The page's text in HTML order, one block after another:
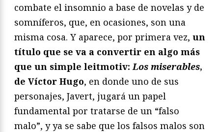
combate el insomnio a base de novelas y de
somníferos, que, en ocasiones, son una
misma cosa. Y aparece, por primera vez, un
título que se va a convertir en algo más
que un simple leitmotiv: Los miserables,
de Víctor Hugo, en donde uno de sus
personajes, Javert, jugará un papel
fundamental por tratarse de un “falso
malo”, y ya se sabe que los falsos malos son